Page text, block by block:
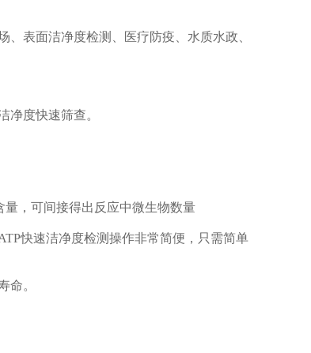
表面洁净度检测、医疗防疫、水质水政、
度快速筛查。
，可间接得出反应中微生物数量
快速洁净度检测操作非常简便，只需简单
。